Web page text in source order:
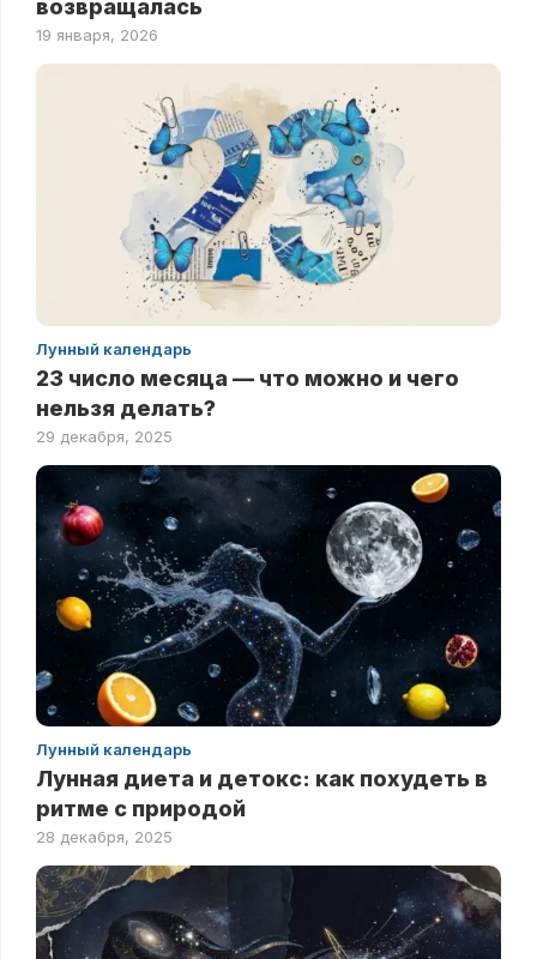
возвращалась
19 января, 2026
Лунный календарь
23 число месяца — что можно и чего
нельзя делать?
29 декабря, 2025
Лунный календарь
Лунная диета и детокс: как похудеть в
ритме с природой
28 декабря, 2025